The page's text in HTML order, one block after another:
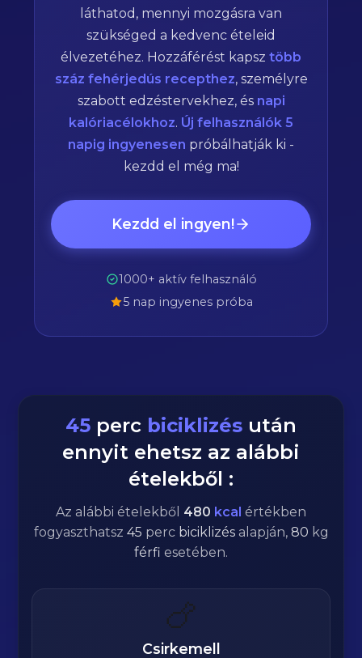
láthatod, mennyi mozgásra van
szükséged a kedvenc ételeid
élvezetéhez. Hozzáférést kapsz több
száz fehérjedús recepthez, személyre
szabott edzéstervekhez, és napi
kalóriacélokhoz. Új felhasználók 5
napig ingyenesen próbálhatják ki -
kezdd el még ma!
Kezdd el ingyen!
1000+ aktív felhasználó
5 nap ingyenes próba
45 perc biciklizés után
ennyit ehetsz az alábbi
ételekből :
Az alábbi ételekből 480 kcal értékben
fogyaszthatsz 45 perc biciklizésalapján, 80 kg
férfi esetében.
🍗
Csirkemell